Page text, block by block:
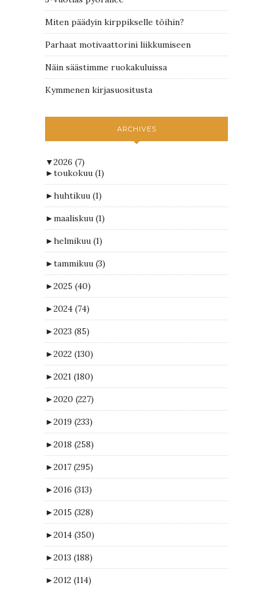
Miten päädyin kirppikselle töihin?
Parhaat motivaattorini liikkumiseen
Näin säästimme ruokakuluissa
Kymmenen kirjasuositusta
ARCHIVES
▼2026 (7)
►toukokuu (1)
►huhtikuu (1)
►maaliskuu (1)
►helmikuu (1)
►tammikuu (3)
►2025 (40)
►2024 (74)
►2023 (85)
►2022 (130)
►2021 (180)
►2020 (227)
►2019 (233)
►2018 (258)
►2017 (295)
►2016 (313)
►2015 (328)
►2014 (350)
►2013 (188)
►2012 (114)